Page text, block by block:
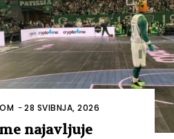
-28 SVIBNJA, 2026
najavljuje